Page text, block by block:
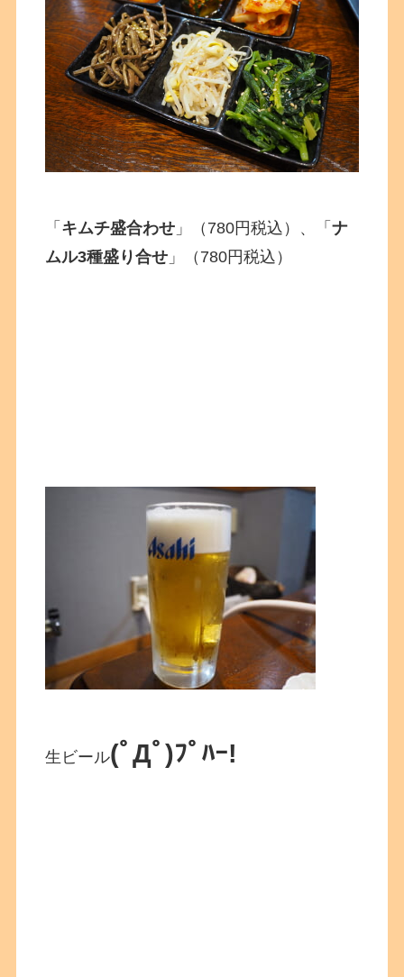
「 キムチ盛合わせ 」（780円税込）、「ナ
ムル3種盛り合せ 」（780円税込）
生ビール(ﾟДﾟ)ﾌﾟﾊｰ!